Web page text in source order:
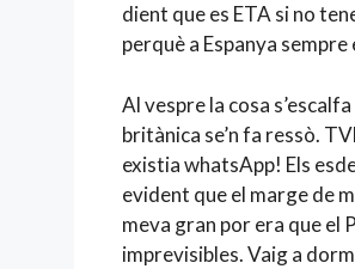
dient que es ETA si no
perquè a Espanya
Al vespre la cosa
britànica se’n fa ressò.
existia whatsApp! Els
evident que el marge de
meva gran por era que el
imprevisibles. Vaig a